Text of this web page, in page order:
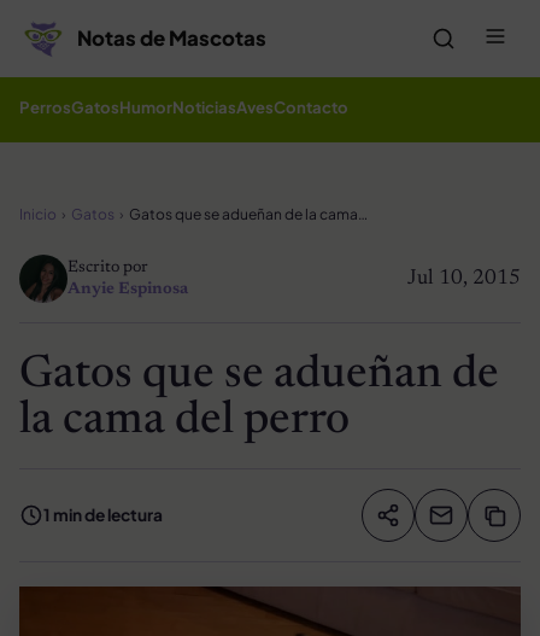
Notas de Mascotas
PerrosGatosHumorNoticiasAvesContacto
Inicio Gatos Gatos que se adueñan de la cama del perro
Jul 10, 2015
Escrito por
Anyie Espinosa
Gatos que se adueñan de
la cama del perro
1 min de lectura Compartir